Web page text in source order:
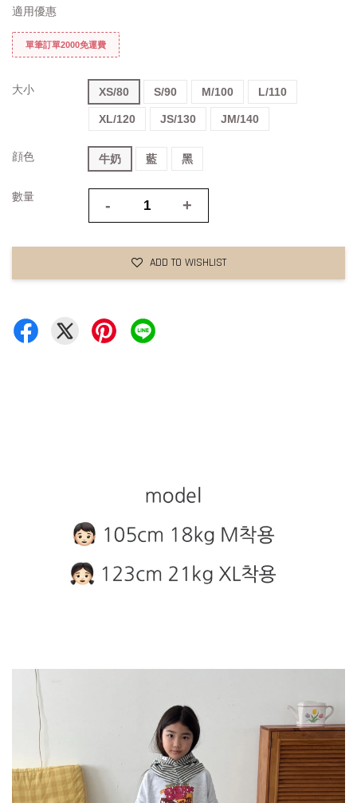
適用優惠
單筆訂單2000免運費
大小 XS/80 S/90 M/100 L/110
XL/120 JS/130 JM/140
顔色 牛奶 藍 黑
數量 - +
ADD TO WISHLIST